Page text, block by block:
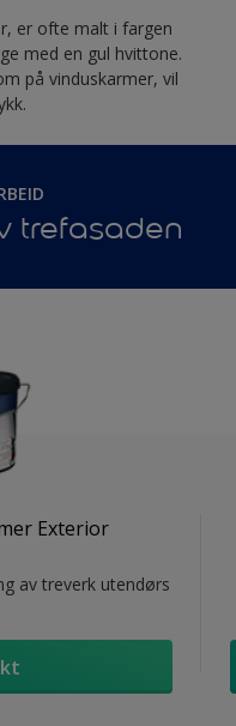
er ofte malt i fargen
med en gul hvittone.
på vinduskarmer, vil
trefasaden
Exterior
av treverk utendørs